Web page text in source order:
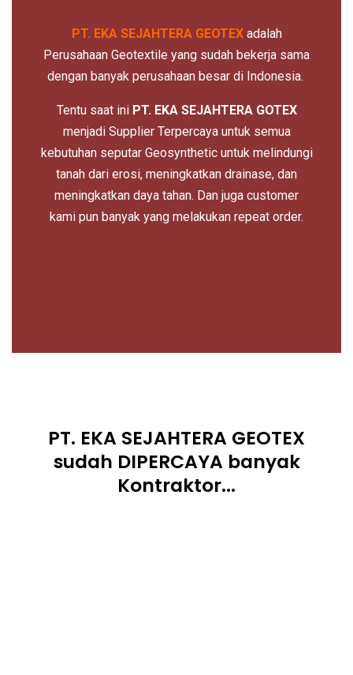
PT. EKA SEJAHTERA GEOTEXadalah
Perusahaan Geotextile yang sudah bekerja sama
dengan banyak perusahaan besar di Indonesia.
Tentu saat ini PT. EKA SEJAHTERA GOTEX
menjadi Supplier Terpercaya untuk semua
kebutuhan seputar Geosynthetic untuk melindungi
tanah dari erosi, meningkatkan drainase, dan
meningkatkan daya tahan. Dan juga customer
kami pun banyak yang melakukan repeat order.
PT. EKA SEJAHTERA GEOTEX
sudah DIPERCAYA banyak
Kontraktor...